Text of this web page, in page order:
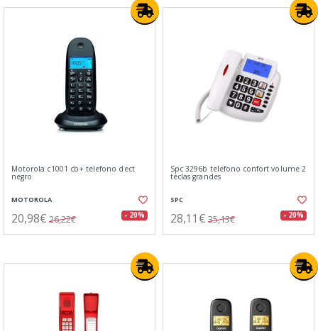
Motorola c1001 cb+ telefono dect
negro
MOTOROLA
20,98€ 26,22€ - 20%
Spc 3296b telefono confort volume 2
teclas grandes
SPC
28,11€ 35,13€ - 20%